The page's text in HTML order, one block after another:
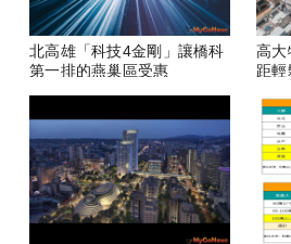
北高雄「科技4金剛」讓橋科
第一排的燕巢區受惠
高大
距